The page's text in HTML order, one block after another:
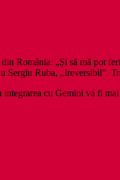
România: „Și să mă pot
Sergiu Ruba, „Ireversibil”,
cu Gemini va fi